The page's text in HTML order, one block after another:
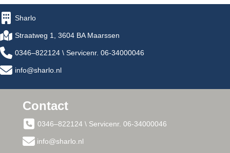
Sharlo
Straatweg 1, 3604 BA Maarssen
0346–822124 \ Servicenr. 06-34000046
info@sharlo.nl
Contact
0346–822124 \ Servicenr. 06-34000046
info@sharlo.nl